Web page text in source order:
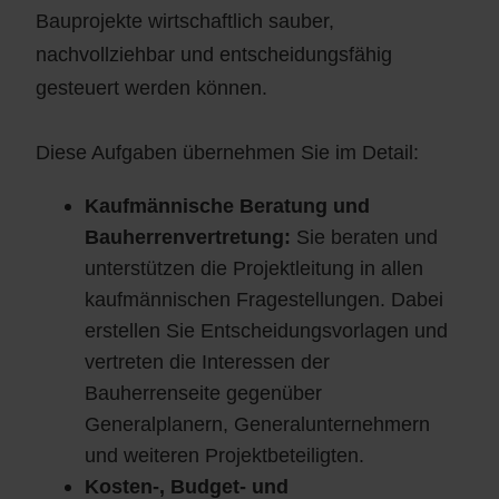
Bauprojekte wirtschaftlich sauber,
nachvollziehbar und entscheidungsfähig
gesteuert werden können.
Diese Aufgaben übernehmen Sie im Detail:
Kaufmännische Beratung und
Bauherrenvertretung: Sie beraten und
unterstützen die Projektleitung in allen
kaufmännischen Fragestellungen. Dabei
erstellen Sie Entscheidungsvorlagen und
vertreten die Interessen der
Bauherrenseite gegenüber
Generalplanern, Generalunternehmern
und weiteren Projektbeteiligten.
Kosten-, Budget- und